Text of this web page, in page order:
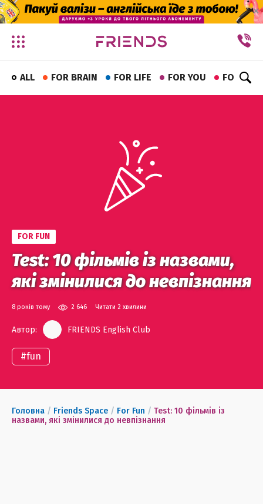
✕
ALL FOR BRAIN FOR LIFE FOR YOU FOR FUN
FOR FUN
Test: 10 фільмів із назвами,
які змінилися до невпізнання
8 років тому 2 646 Читати 2 хвилини
Автор: FRIENDS English Club
#fun
Головна / Friends Space / For Fun / Test: 10 фільмів із
назвами, які змінилися до невпізнання